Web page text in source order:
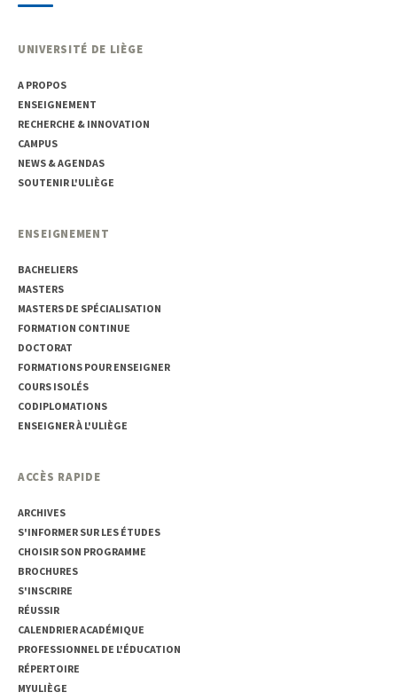
UNIVERSITÉ DE LIÈGE
A PROPOS
ENSEIGNEMENT
RECHERCHE & INNOVATION
CAMPUS
NEWS & AGENDAS
SOUTENIR L'ULIÈGE
ENSEIGNEMENT
BACHELIERS
MASTERS
MASTERS DE SPÉCIALISATION
FORMATION CONTINUE
DOCTORAT
FORMATIONS POUR ENSEIGNER
COURS ISOLÉS
CODIPLOMATIONS
ENSEIGNER À L'ULIÈGE
ACCÈS RAPIDE
ARCHIVES
S'INFORMER SUR LES ÉTUDES
CHOISIR SON PROGRAMME
BROCHURES
S'INSCRIRE
RÉUSSIR
CALENDRIER ACADÉMIQUE
PROFESSIONNEL DE L'ÉDUCATION
RÉPERTOIRE
MYULIÈGE